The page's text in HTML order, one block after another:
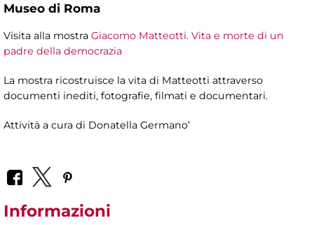
Museo di Roma
Visita alla mostra Giacomo Matteotti. Vita e morte di un
padre della democrazia
La mostra ricostruisce la vita di Matteotti attraverso
documenti inediti, fotografie, filmati e documentari.
Attività a cura di Donatella Germano’
Informazioni